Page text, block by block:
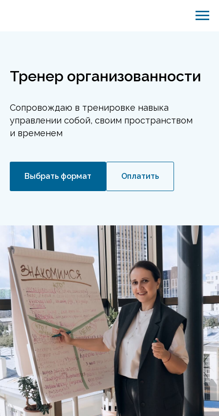
Тренер организованности
Сопровождаю в тренировке навыка
управлении собой, своим пространством
и временем
Выбрать формат Оплатить